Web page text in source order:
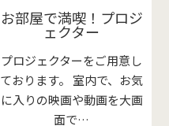
お部屋で満喫！プロジ
ェクター
プロジェクターをご用意し
ております。 室内で、お気
に入りの映画や動画を大画
面で…